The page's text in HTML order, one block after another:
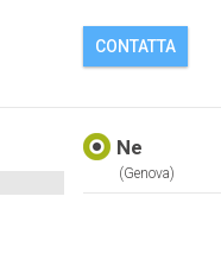
CONTATTA
Ne
(genova)